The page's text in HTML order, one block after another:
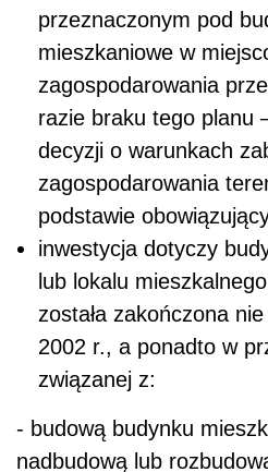
przeznaczonym pod
mieszkaniowe w
zagospodarowania
razie braku tego planu
decyzji o warunkach
zagospodarowania
podstawie
inwestycja dotyczy
lub lokalu
została zakończona
2002 r., a ponadto w
związanej z:
- budową budynku
nadbudową lub